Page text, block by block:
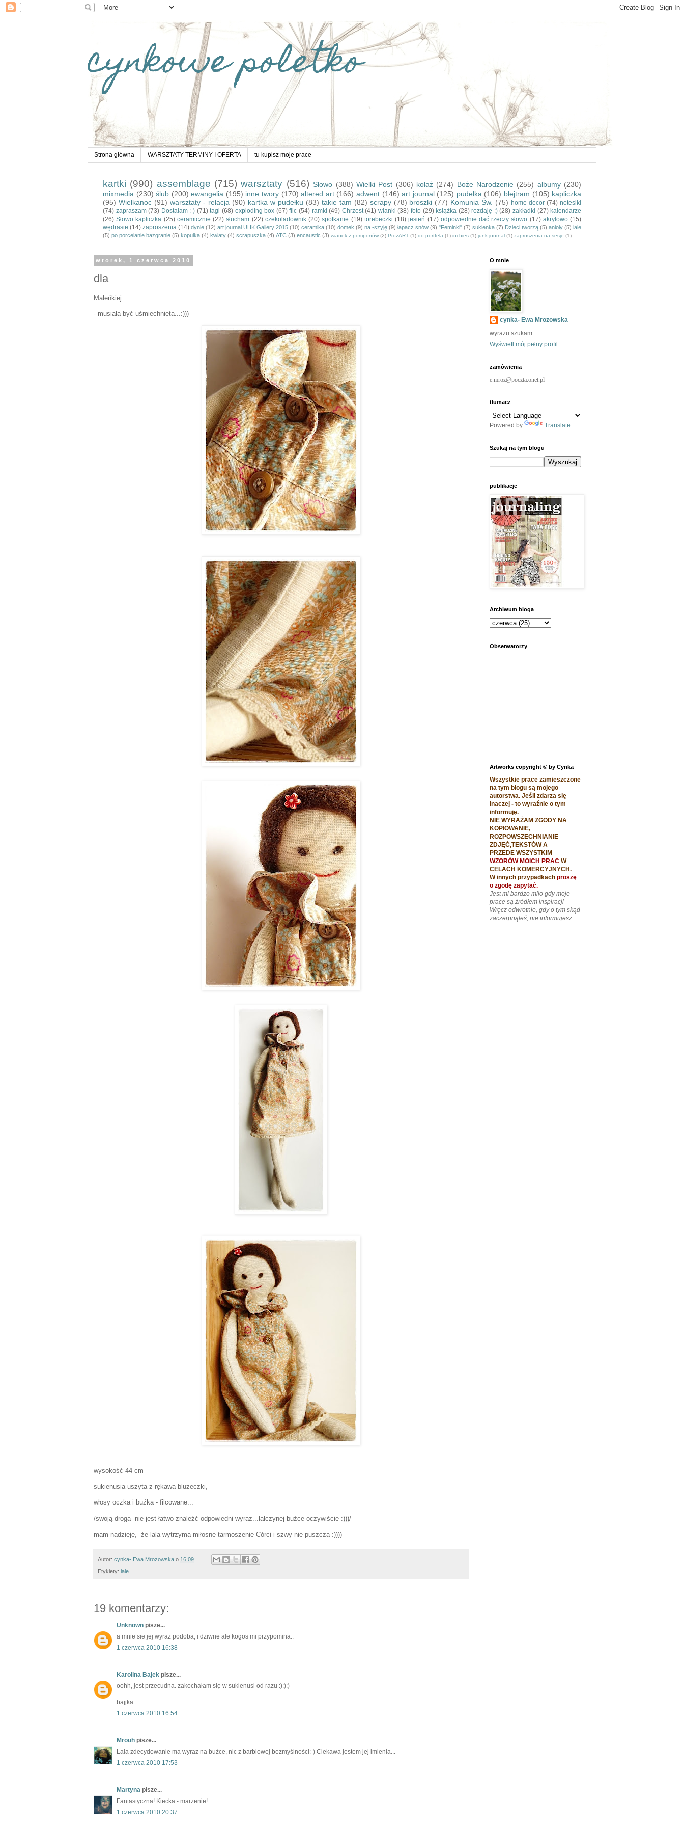
cynkowe poletko
Strona główna WARSZTATY-TERMINY I OFERTA tu kupisz moje prace
kartki (990) assemblage (715) warsztaty (516) Słowo (388) Wielki Post (306) kolaż (274) Boże Narodzenie (255) albumy (230)
mixmedia (230) ślub (200) ewangelia (195) inne twory (170) altered art (166) adwent (146) art journal (125) pudełka (106) blejtram (105) kapliczka
(95) Wielkanoc (91) warsztaty - relacja (90) kartka w pudełku (83) takie tam (82) scrapy (78) broszki (77) Komunia Św. (75) home decor (74) notesiki
(74) zapraszam (73) Dostałam :-) (71) tagi (68) exploding box (67) filc (54) ramki (49) Chrzest (41) wianki (38) foto (29) książka (28) rozdaję :) (28) zakładki (27) kalendarze
(26) Słowo kapliczka (25) ceramicznie (22) słucham (22) czekoladownik (20) spotkanie (19) torebeczki (18) jesień (17) odpowiednie dać rzeczy słowo (17) akrylowo (15)
wędrasie (14) zaproszenia (14) dynie (12) art journal UHK Gallery 2015 (10) ceramika (10) domek (9) na -szyję (9) łapacz snów (9) "Feminki" (7) sukienka (7) Dzieci tworzą (5) anioły (5) lale
(5) po porcelanie bazgranie (5) kopułka (4) kwiaty (4) scrapuszka (4) ATC (3) encaustic (3) wianek z pomponów (2) ProzART (1) do portfela (1) inchies (1) junk journal (1) zaproszenia na sesję (1)
wtorek, 1 czerwca 2010
dla
Maleńkiej ...
- musiała być uśmiechnięta...:)))
wysokość 44 cm
sukienusia uszyta z rękawa bluzeczki,
włosy oczka i buźka - filcowane...
/swoją drogą- nie jest łatwo znaleźć odpowiedni wyraz...lalczynej buźce oczywiście :)))/
mam nadzieję, że lala wytrzyma miłosne tarmoszenie Córci i szwy nie puszczą :))))
Autor: cynka- Ewa Mrozowska o 16:09
Etykiety: lale
19 komentarzy:
Unknown pisze...
a mnie sie jej wyraz podoba, i dziwne ale kogos mi przypomina..
1 czerwca 2010 16:38
Karolina Bajek pisze...
oohh, jest przecudna. zakochałam się w sukienusi od razu :):):)
bajjka
1 czerwca 2010 16:54
Mrouh pisze...
Lala zdecydowanie ma wyraz na buźce, nic z barbiowej bezmyślności:-) Ciekawa jestem jej imienia...
1 czerwca 2010 17:53
Martyna pisze...
Fantastyczna! Kiecka - marzenie!
1 czerwca 2010 20:37
O mnie
cynka- Ewa Mrozowska
wyrazu szukam
Wyświetl mój pełny profil
zamówienia
e.mroz@poczta.onet.pl
tłumacz
Powered by Translate
Szukaj na tym blogu
publikacje
Archiwum bloga
Obserwatorzy
Artworks copyright © by Cynka
Wszystkie prace zamieszczone
na tym blogu są mojego
autorstwa. Jeśli zdarza się
inaczej - to wyraźnie o tym
informuję.
NIE WYRAŻAM ZGODY NA
KOPIOWANIE,
ROZPOWSZECHNIANIE
ZDJĘĆ,TEKSTÓW A
PRZEDE WSZYSTKIM
WZORÓW MOICH PRAC W
CELACH KOMERCYJNYCH.
W innych przypadkach proszę
o zgodę zapytać.
Jest mi bardzo miło gdy moje
prace są źródłem inspiracji
Wręcz odwrotnie, gdy o tym skąd
zaczerpnąłeś, nie informujesz